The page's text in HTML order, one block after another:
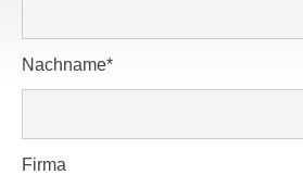
Pflichtfeld
Nachname*
Firma